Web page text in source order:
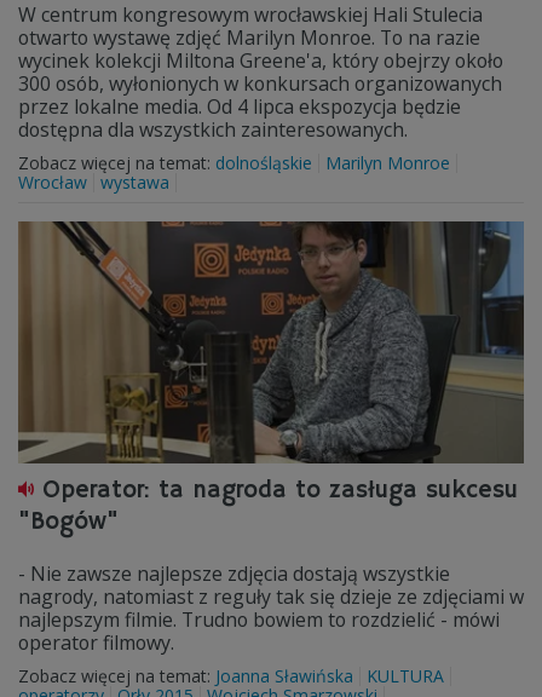
W centrum kongresowym wrocławskiej Hali Stulecia
otwarto wystawę zdjęć Marilyn Monroe. To na razie
wycinek kolekcji Miltona Greene'a, który obejrzy około
300 osób, wyłonionych w konkursach organizowanych
przez lokalne media. Od 4 lipca ekspozycja będzie
dostępna dla wszystkich zainteresowanych.
Zobacz więcej na temat: dolnośląskie
Marilyn Monroe
Wrocław wystawa
Operator: ta nagroda to zasługa sukcesu
"Bogów"
- Nie zawsze najlepsze zdjęcia dostają wszystkie
nagrody, natomiast z reguły tak się dzieje ze zdjęciami w
najlepszym filmie. Trudno bowiem to rozdzielić - mówi
operator filmowy.
Zobacz więcej na temat: Joanna Sławińska
KULTURA